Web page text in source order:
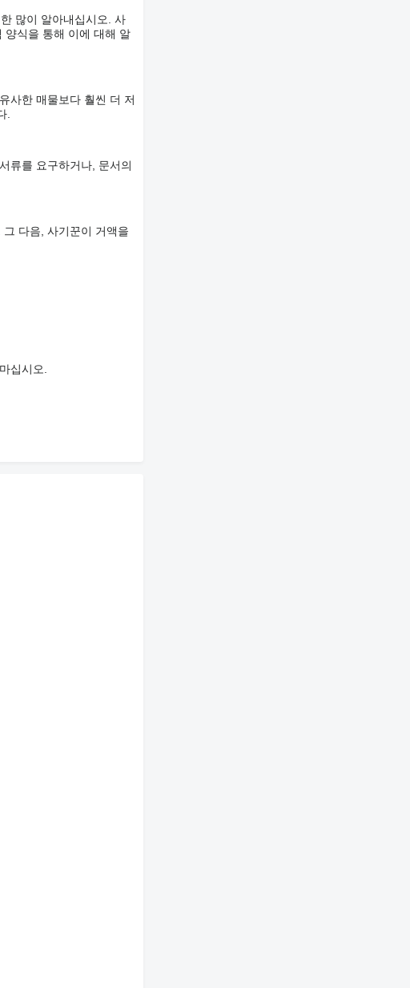
많이 알아내십시오. 사
양식을 통해 이에 대해 알
사한 매물보다 훨씬 더 저
.
류를 요구하거나, 문서의
다음, 사기꾼이 거액을
십시오.